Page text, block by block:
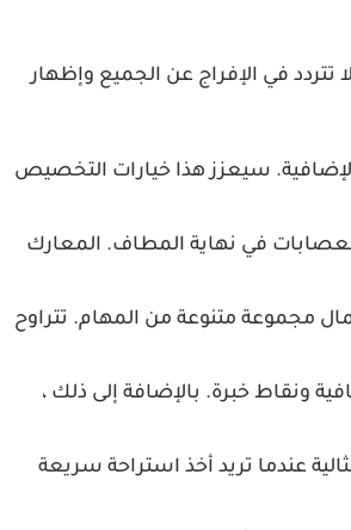
تتردد في الإفراج عن الجميع وإظهار
سيعزز هذا خيارات التخصيص
في نهاية المطاف. المعارك
مجموعة متنوعة من المهام. تتراوح
ونقاط خبرة. بالإضافة إلى ذلك ،
عندما تريد أخذ استراحة سريعة